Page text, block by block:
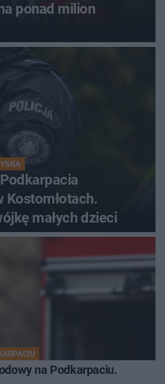
ponad milion
Kostomłotach.
małych dzieci
na Podkarpaciu.